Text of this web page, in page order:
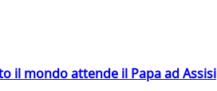
il mondo attende il Papa ad Assisi